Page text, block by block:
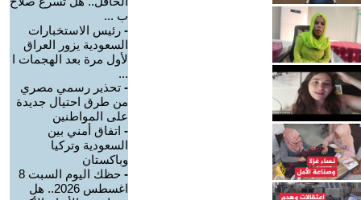
ب ...
- رئيس الاستخبارات
السعودية يزور العراق
لأول مرة بعد الهجمات ا
...
- تحذير رسمي مصري
من طرق احتيال جديدة
على المواطنين
- اتفاق أمني بين
السعودية وتركيا
وباكستان
-
حظك اليوم السبت 8
اغسطس 2026.. هل